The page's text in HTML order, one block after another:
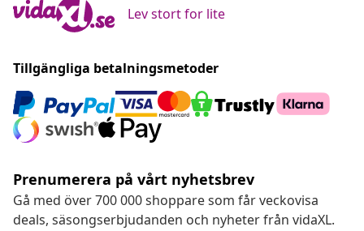
Lev stort for lite
Tillgängliga betalningsmetoder
Prenumerera på vårt nyhetsbrev
Gå med över 700 000 shoppare som får veckovisa
deals, säsongserbjudanden och nyheter från vidaXL.